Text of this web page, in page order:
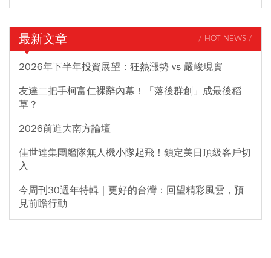
最新文章 / HOT NEWS /
2026年下半年投資展望：狂熱漲勢 vs 嚴峻現實
友達二把手柯富仁裸辭內幕！「落後群創」成最後稻
草？
2026前進大南方論壇
佳世達集團艦隊無人機小隊起飛！鎖定美日頂級客戶切
入
今周刊30週年特輯｜更好的台灣：回望精彩風雲，預
見前瞻行動